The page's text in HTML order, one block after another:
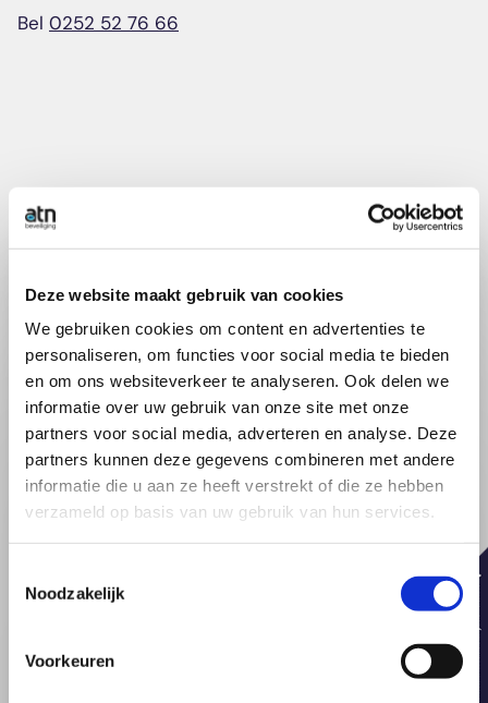
Deze website maakt gebruik van cookies
We gebruiken cookies om content en advertenties te
personaliseren, om functies voor social media te bieden
en om ons websiteverkeer te analyseren. Ook delen we
informatie over uw gebruik van onze site met onze
partners voor social media, adverteren en analyse. Deze
partners kunnen deze gegevens combineren met andere
informatie die u aan ze heeft verstrekt of die ze hebben
verzameld op basis van uw gebruik van hun services.
Noodzakelijk
Voorkeuren
Bel 0252 52 76 66
Contactformulier
Voornaam*
Achternaam*